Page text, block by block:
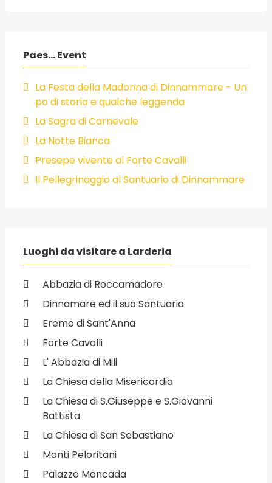
Paes... Event
La Festa della Madonna di Dinnammare - Un
po di storia e qualche leggenda
La Sagra di Carnevale
La Notte Bianca
Presepe vivente al Forte Cavalli
Il Pellegrinaggio al Santuario di Dinnammare
Luoghi da visitare a Larderia
Abbazia di Roccamadore
Dinnamare ed il suo Santuario
Eremo di Sant'Anna
Forte Cavalli
L' Abbazia di Mili
La Chiesa della Misericordia
La Chiesa di S.Giuseppe e S.Giovanni
Battista
La Chiesa di San Sebastiano
Monti Peloritani
Palazzo Moncada